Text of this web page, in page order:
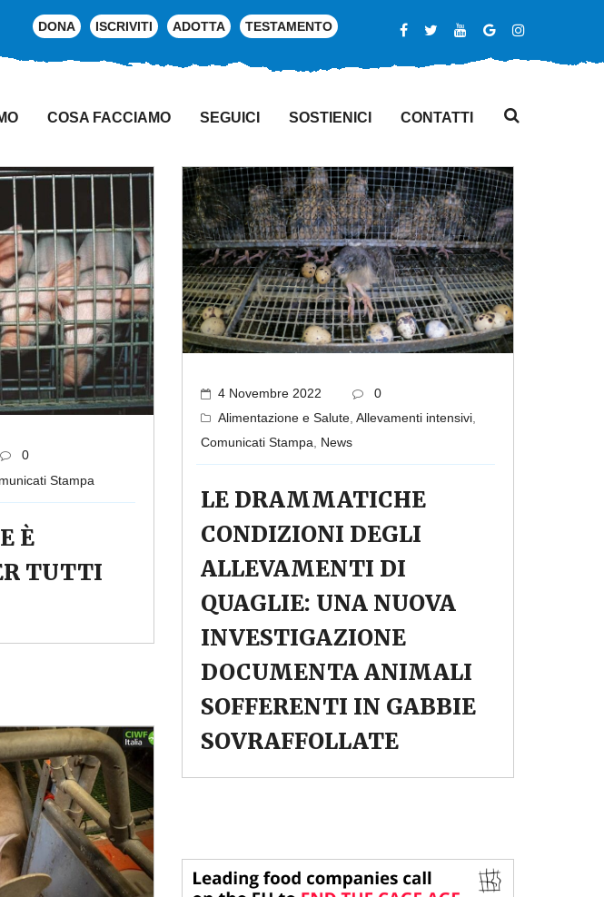
DONA ISCRIVITI ADOTTA TESTAMENTO
COSA FACCIAMO SEGUICI SOSTIENICI CONTATTI
0
Stampa
È
TUTTI
4 Novembre 2022
0
Alimentazione e Salute Allevamenti intensivi
Comunicati Stampa
News
LE DRAMMATICHE
CONDIZIONI DEGLI
ALLEVAMENTI DI
QUAGLIE: UNA NUOVA
INVESTIGAZIONE
DOCUMENTA ANIMALI
SOFFERENTI IN GABBIE
SOVRAFFOLLATE